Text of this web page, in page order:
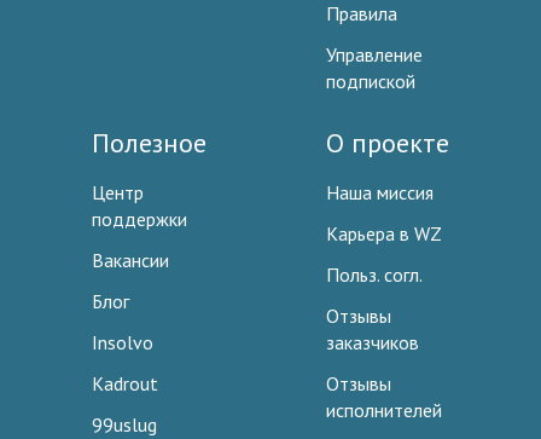
Правила
Управление
подпиской
Полезное
Центр
поддержки
Вакансии
Блог
Insolvo
Kadrout
99uslug
О проекте
Наша миссия
Карьера в WZ
Польз. согл.
Отзывы
заказчиков
Отзывы
исполнителей